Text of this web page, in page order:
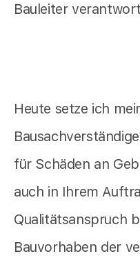
Bauleiter
Heute setze ich
für Schäden an
auch in Ihrem
Qualitätsanspruch
Bauvorhaben der